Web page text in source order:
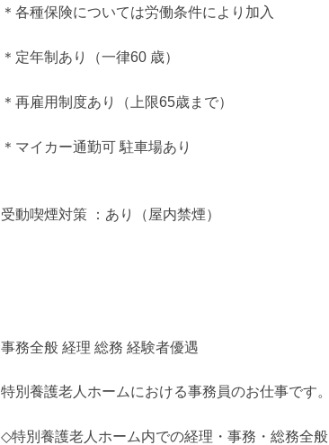
＊各種保険については労働条件により加入
＊定年制あり（一律60 歳）
＊再雇用制度あり（上限65歳まで）
＊マイカー通勤可 駐車場あり
受動喫煙対策 ：あり（屋内禁煙）
事務全般 経理 総務 経験者優遇
特別養護老人ホームにおける事務員のお仕事です。
◇特別養護老人ホーム内での経理・事務・総務全般